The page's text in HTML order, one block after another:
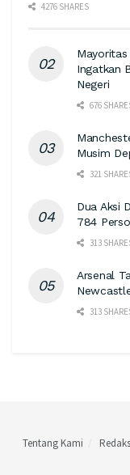
4276 SHARES
Ingatkan
Negeri
676
Musim
321
Dua Aksi
784
313
Arsenal
313
Tentang Kami